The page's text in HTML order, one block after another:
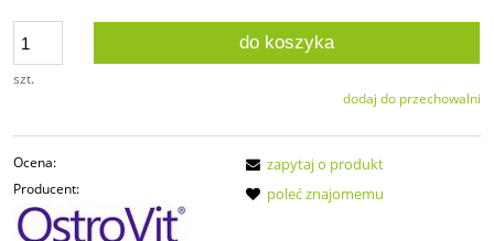
szt.
do koszyka
dodaj do przechowalni
Ocena:
Producent:
zapytaj o produkt
poleć znajomemu